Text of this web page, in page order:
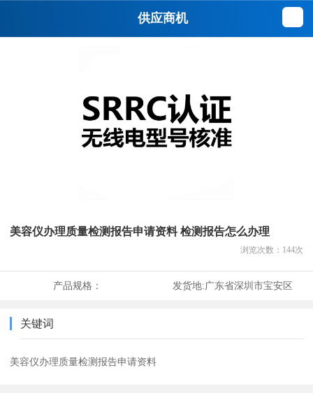
供应商机
美容仪办理质量检测报告申请资料 检测报告怎么办理
浏览次数： 144次
产品规格： 发货地:广东省深圳市宝安区
关键词
美容仪办理质量检测报告申请资料